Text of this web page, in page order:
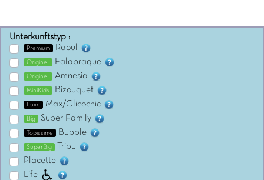
Unterkunftstyp :
Premium Raoul
Originell Falabraque
Originell Amnesia
MiniKids Bizouquet
Luxe Max/Clicochic
Big Super Family
Topissime Bubble
SuperBig
Tribu
Placette
Life